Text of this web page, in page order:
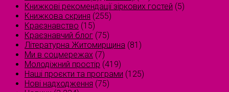
Книжкові рекомендації зіркових гостей (5)
Книжкова скриня (255)
Краєзнавство (15)
Краєзнавчий блог (75)
Літературна Житомирщина (81)
Ми в соцмережах (7)
Молодіжний простір (419)
Наші проєкти та програми (125)
Нові надходження (75)